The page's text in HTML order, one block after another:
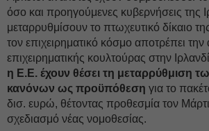
όσο και προηγούμενες κυβερνήσεις της
μεταρρυθμίσουν το πτωχευτικό δίκαιο
τον επιχειρηματικό κόσμο αποτρέπει
επιχειρηματικής κουλτούρας στην
η Ε.Ε. έχουν θέσει τη μεταρρύθμιση
κανόνων ως προϋπόθεση για το
δισ. ευρώ, θέτοντας προθεσμία τον
σχεδιασμό νέας νομοθεσίας.